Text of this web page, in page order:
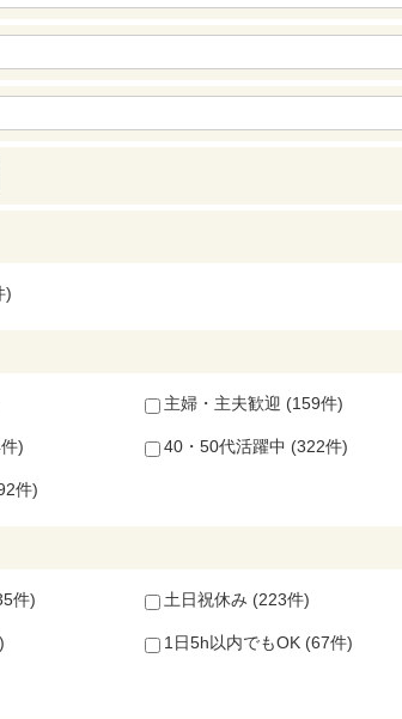
)
主婦・主夫歓迎 (159件)
) 40・50代活躍中 (322件)
件)
件) 土日祝休み (223件)
1日5h以内でもOK (67件)